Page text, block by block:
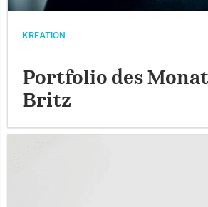
KREATION
Portfolio des
Britz